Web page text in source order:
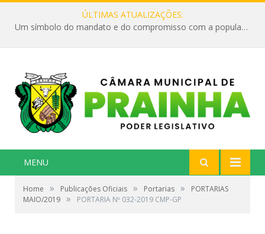
ÚLTIMAS ATUALIZAÇÕES:
Um símbolo do mandato e do compromisso com a população
MENU
Home » Publicações Oficiais » Portarias »
PORTARIAS
MAIO/2019 » PORTARIA Nº 032-2019 CMP-GP